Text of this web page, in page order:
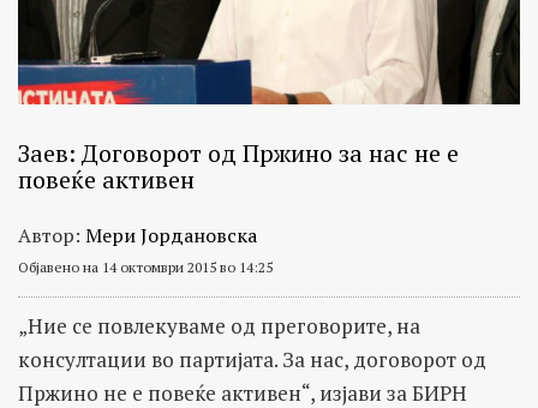
Заев: Договорот од Пржино за нас не е
повеќе активен
Автор: Мери Јордановска
Објавено на 14 октомври 2015 во 14:25
„Ние се повлекуваме од преговорите, на
консултации во партијата. За нас, договорот од
Пржино не е повеќе активен“, изјави за БИРН